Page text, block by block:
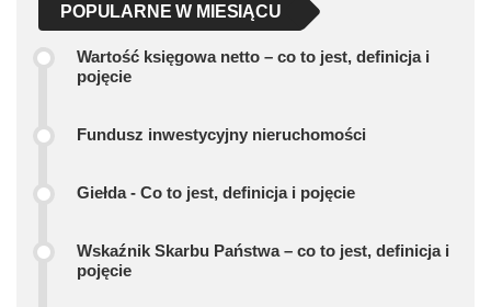
POPULARNE W MIESIĄCU
Wartość księgowa netto – co to jest, definicja i
pojęcie
Fundusz inwestycyjny nieruchomości
Giełda - Co to jest, definicja i pojęcie
Wskaźnik Skarbu Państwa – co to jest, definicja i
pojęcie